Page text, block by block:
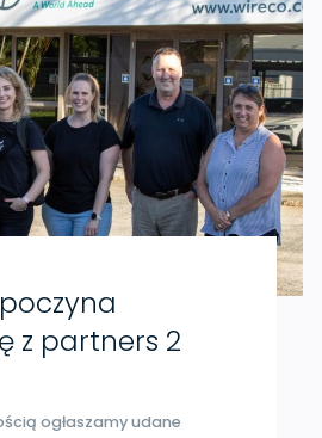
z partners 2
ogłaszamy udane